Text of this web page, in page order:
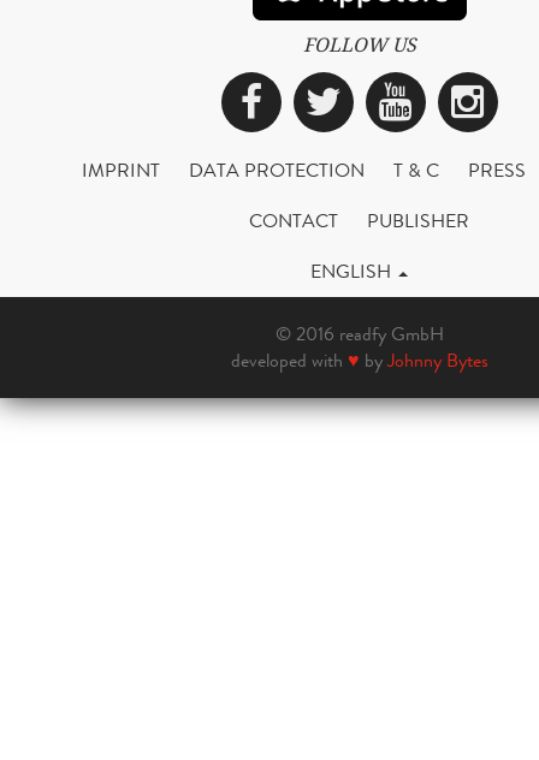
FOLLOW US
Facebook
Twitter
IMPRINT DATA PROTECTION T & C
PRESS
CONTACT
PUBLISHER
ENGLISH
© 2016 readfy GmbH
developed with ♥ byJohnny Bytes